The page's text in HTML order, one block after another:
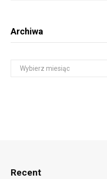
Archiwa
r
Recent